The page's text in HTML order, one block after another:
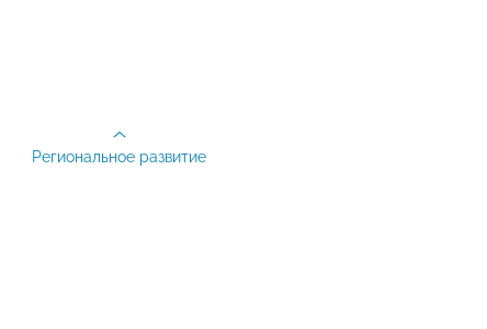
Региональное развитие